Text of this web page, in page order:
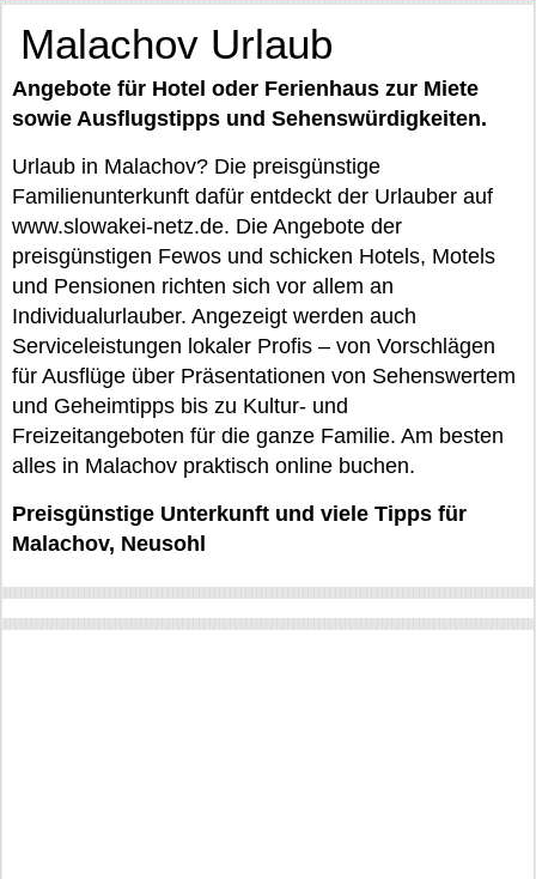
Malachov Urlaub
Angebote für Hotel oder Ferienhaus zur Miete
sowie Ausflugstipps und Sehenswürdigkeiten.
Urlaub in Malachov? Die preisgünstige
Familienunterkunft dafür entdeckt der Urlauber auf
www.slowakei-netz.de. Die Angebote der
preisgünstigen Fewos und schicken Hotels, Motels
und Pensionen richten sich vor allem an
Individualurlauber. Angezeigt werden auch
Serviceleistungen lokaler Profis – von Vorschlägen
für Ausflüge über Präsentationen von Sehenswertem
und Geheimtipps bis zu Kultur- und
Freizeitangeboten für die ganze Familie. Am besten
alles in Malachov praktisch online buchen.
Preisgünstige Unterkunft und viele Tipps für
Malachov, Neusohl